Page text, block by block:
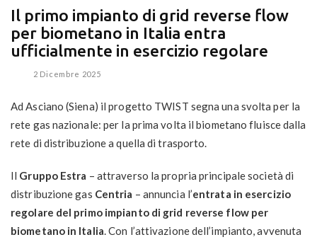
Il primo impianto di grid reverse flow
per biometano in Italia entra
ufficialmente in esercizio regolare
2 Dicembre 2025
Ad Asciano (Siena) il progetto TWIST segna una svolta per la
rete gas nazionale: per la prima volta il biometano fluisce dalla
rete di distribuzione a quella di trasporto.
Il Gruppo Estra – attraverso la propria principale società di
distribuzione gas Centria – annuncia l’entrata in esercizio
regolare del primo impianto di grid reverse flow per
biometano in Italia. Con l’attivazione dell’impianto, avvenuta